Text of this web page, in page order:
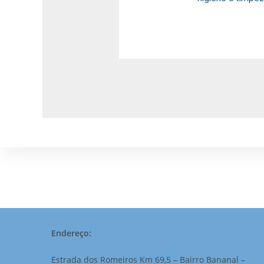
Endereço:
Estrada dos Romeiros Km 69,5 – Bairro Bananal –